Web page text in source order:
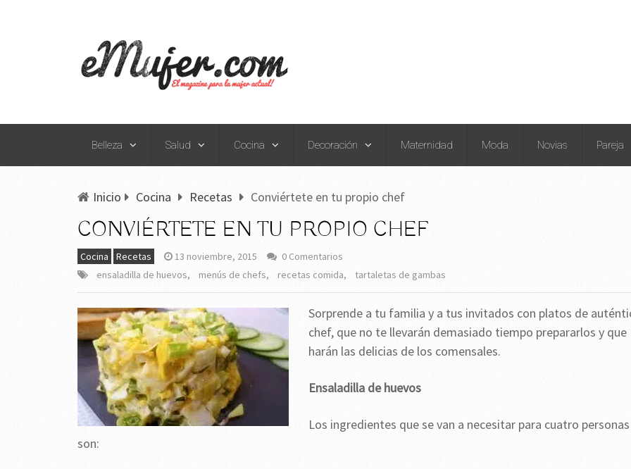
Belleza Salud Cocina Decoración Maternidad Moda Novias Pareja
Inicio Cocina Recetas Conviértete en tu propio chef
CONVIÉRTETE EN TU PROPIO CHEF
Cocina Recetas 13 noviembre, 2015
0 Comentarios
ensaladilla de huevos, menús de chefs, recetas comida, tartaletas de gambas
Sorprende a tu familia y a tus invitados con platos de
chef, que no te llevarán demasiado tiempo prepararlos y que
harán las delicias de los comensales.
Ensaladilla de huevos
Los ingredientes que se van a necesitar para cuatro personas
son: